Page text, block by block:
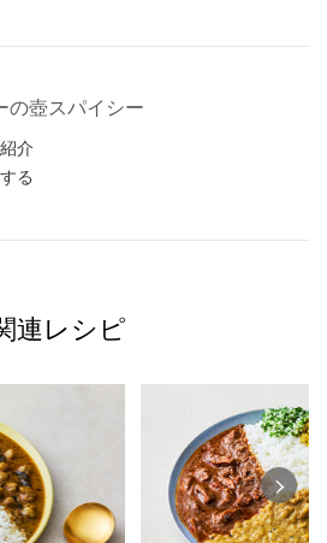
の壺スパイシー
介
る
連レシピ